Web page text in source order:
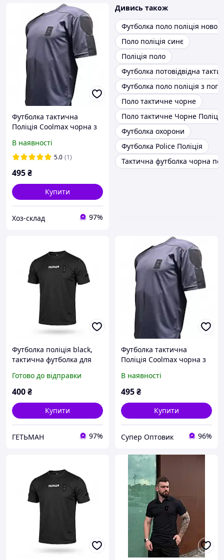
Футболка тактична
Поліція Coolmax чорна з
шевронів
швидковисихаюча
В наявності
5.0 (1)
495₴
Купити
Хоз-склад 97%
Дивись також
Футболка поло поліція
Поло поліція синє
Поліція поло
Футболка потовідвідна
Футболка поло поліція з
Поло тактичне чорне
Поло тактичне Чорне Поліція
Футболка охорони
Футболка Police Поліція
Тактична футболка чорна
Футболка поліція black,
тактична футболка для
НПУ з липучками під
шеврони
Готово до відправки
400₴
Купити
ГЕТЬМАН 97%
Футболка тактична
Поліція Coolmax чорна з
шевронів
швидковисихаюча
В наявності
495₴
Купити
Супер Оптовик 96%